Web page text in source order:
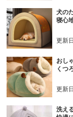
犬の
寝心
更新
おし
くつ
更新
洗え